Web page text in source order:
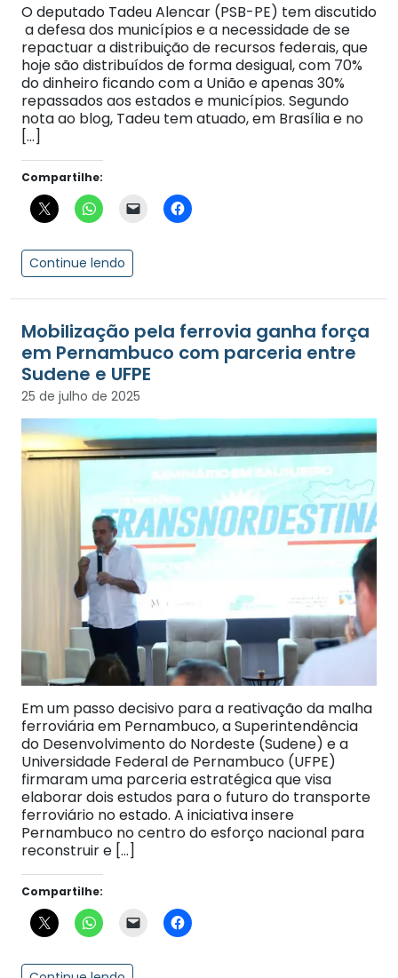
O deputado Tadeu Alencar (PSB-PE) tem discutido
a defesa dos municípios e a necessidade de se
repactuar a distribuição de recursos federais, que
hoje são distribuídos de forma desigual, com 70%
do dinheiro ficando com a União e apenas 30%
repassados aos estados e municípios. Segundo
nota ao blog, Tadeu tem atuado, em Brasília e no
[…]
Compartilhe:
Continue lendo
Mobilização pela ferrovia ganha força
em Pernambuco com parceria entre
Sudene e UFPE
25 de julho de 2025
Em um passo decisivo para a reativação da malha
ferroviária em Pernambuco, a Superintendência
do Desenvolvimento do Nordeste (Sudene) e a
Universidade Federal de Pernambuco (UFPE)
firmaram uma parceria estratégica que visa
elaborar dois estudos para o futuro do transporte
ferroviário no estado. A iniciativa insere
Pernambuco no centro do esforço nacional para
reconstruir e […]
Compartilhe: